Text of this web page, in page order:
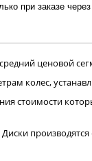
при заказе
ценовой
колес,
стоимости